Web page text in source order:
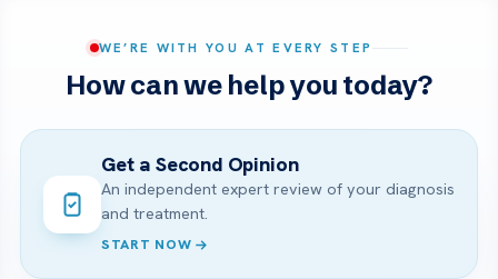
WE’RE WITH YOU AT EVERY STEP
How can we help you today?
Get a Second Opinion
An independent expert review of your diagnosis
and treatment.
START NOW